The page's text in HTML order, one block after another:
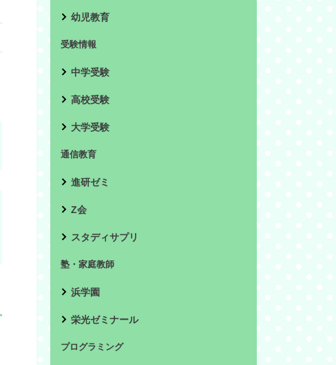
幼児教育
受験情報
中学受験
高校受験
大学受験
通信教育
進研ゼミ
Z会
スタディサプリ
塾・家庭教師
浜学園
栄光ゼミナール
プログラミング